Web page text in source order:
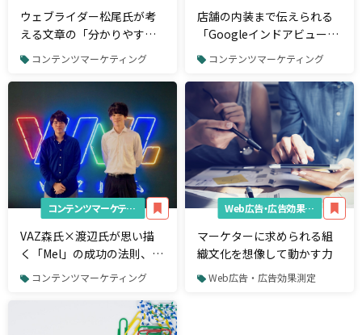
ウェブライダー松尾氏が考
える文章の「分かりやす
さ」「コンテンツの質」と
コンテンツマーケティング
店舗の内装まで伝えられる
「Googleインドアビュー」
とは？導入方法や費用を解
コンテンツマーケティング
コンテンツマーケティング
VAZ森氏×渡辺氏が思い描
く「Mel」の成功の法則、そ
して未来
コンテンツマーケティング
Web広告・広告効果測定
マーケターに求められる組
織文化を想像して動かす力
Web広告・広告効果測定